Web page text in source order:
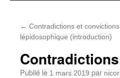
← Contradictions et
lépidosophique (introduction)
Publié le 1 mars 2019 par